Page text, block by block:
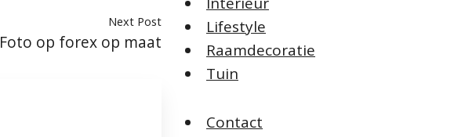
Next Post
Foto op forex op maat
Lifestyle
Raamdecoratie
Tuin
Contact